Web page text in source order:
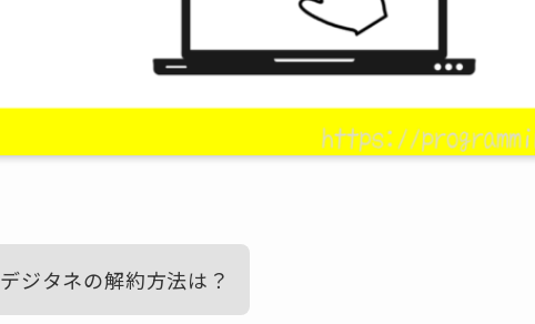
デジタネの解約方法は？